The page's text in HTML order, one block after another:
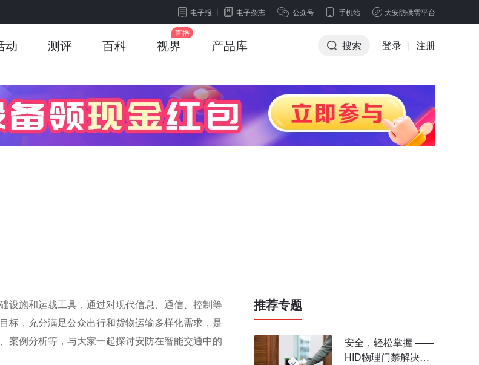
电子报 电子杂志 公众号 手机站 大安防供需平台
动 测评 百科 视界 产品库 搜索 登录 | 注册
设施和运载工具，通过对现代信息、通信、控制等
标，充分满足公众出行和货物运输多样化需求，是
案例分析等，与大家一起探讨安防在智能交通中的
推荐专题
安全，轻松掌握 ——
HID物理门禁解决方